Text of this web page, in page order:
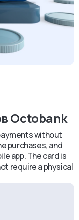
Octobank
without
purchases, and
app. The card is
require a physical